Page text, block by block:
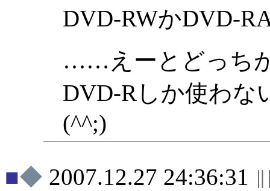
DVD-RWかDVD-
……えーとどっち
DVD-Rしか使わな
(^^;)
◆ 2007.12.27 24:36:31